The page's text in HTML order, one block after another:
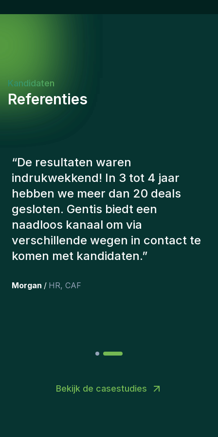
Kandidaten
Referenties
“De consultants van Gentis
hebben altijd rekening gehouden
met een aantal factoren om ons de
juiste kandidaten voor te stellen.
De kandidaten die we hebben
aangeworven, werken nog steeds
bij ons en persoonlijk ben ik erg
team hebben opgenomen.
Bekijk de casestudies